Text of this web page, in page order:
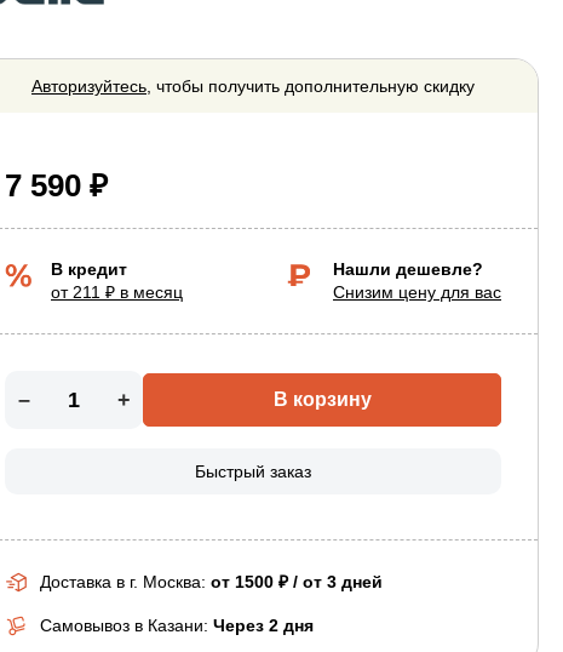
Авторизуйтесь, чтобы получить дополнительную скидку
7 590 ₽
В кредит
от 211 ₽ в месяц
Нашли дешевле?
Снизим цену для вас
– + В корзину
Быстрый заказ
Доставка в г. Москва: от 1500 ₽ / от 3 дней
Самовывоз в Казани: Через 2 дня